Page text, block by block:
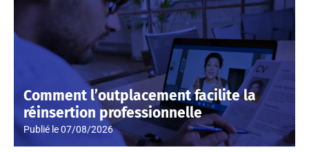
Comment l’outplacement facilite la
réinsertion professionnelle
Publié le07/08/2026